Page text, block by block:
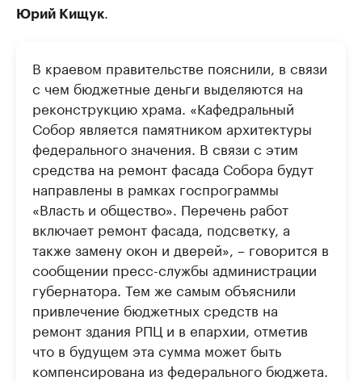
Юрий Кищук
В краевом правительстве пояснили, в связи
с чем бюджетные деньги выделяются на
реконструкцию храма. «Кафедральный
Собор является памятником архитектуры
федерального значения. В связи с этим
средства на ремонт фасада Собора будут
направлены в рамках госпрограммы
«Власть и общество». Перечень работ
включает ремонт фасада, подсветку, а
также замену окон и дверей», – говорится в
сообщении пресс-службы администрации
губернатора. Тем же самым объяснили
привлечение бюджетных средств на
ремонт здания РПЦ и в епархии, отметив
что в будущем эта сумма может быть
компенсирована из федерального бюджета.